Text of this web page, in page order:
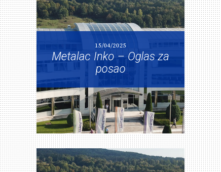
15/04/2025
Metalac Inko – Oglas za
posao